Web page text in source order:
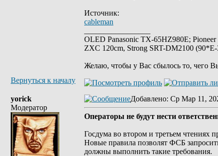
Источник:
cableman
OLED Panasonic TX-65HZ980E;
ZXC 120cm, Strong SRT-DM2100
Желаю, чтобы у Вас сбылось то, чего
Вернуться к началу
yorick
Модератор
Добавлено: Ср Мар 11,
Операторы не будут нести
Госдума во втором и третьем чтениях
Новые правила позволят ФСБ
должны выполнить такие требования.